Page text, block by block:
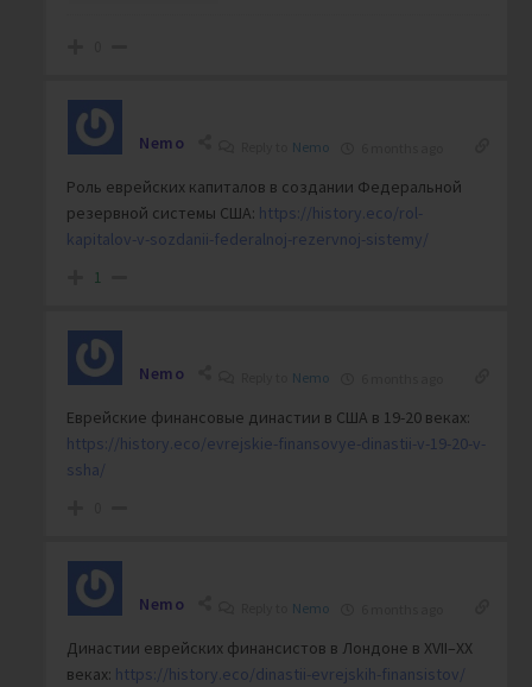
Nemo Nemo
Роль еврейских капиталов в создании Федеральной
резервной системы США: https://history.eco/rol-
kapitalov-v-sozdanii-federalnoj-rezervnoj-sistemy/
1
Nemo Nemo
Еврейские финансовые династии в США в 19-20 веках:
https://history.eco/evrejskie-finansovye-dinastii-v-19-20-v-
ssha/
Nemo Nemo
Династии еврейских финансистов в Лондоне в XVII–XX
веках: https://history.eco/dinastii-evrejskih-finansistov/